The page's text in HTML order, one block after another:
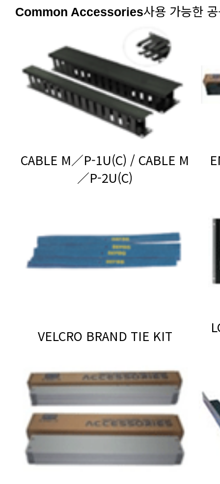
Common Accessories사용 가능한
／P-2U(C)
VELCRO BRAND TIE KIT